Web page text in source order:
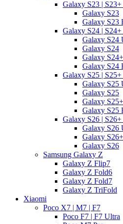
Galaxy S23 |
Galaxy S23
Galaxy S23
Galaxy S24 |
Galaxy S24
Galaxy S24
Galaxy S24+
Galaxy S24
Galaxy S25 |
Galaxy S25
Galaxy S25
Galaxy S25+
Galaxy S25
Galaxy S26 |
Galaxy S26
Galaxy S26+
Galaxy S26
Samsung Galaxy Z
Galaxy Z Flip7
Galaxy Z Fold6
Galaxy Z Fold7
Galaxy Z TriFold
Xiaomi
Poco X7 | M7 | F7
Poco F7 | F7 Ultra